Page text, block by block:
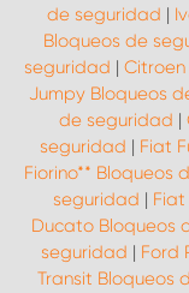
de seguridad |
Bloqueos de
seguridad |
Jumpy Bloqueos
de seguridad |
seguridad | Fiat
Fiorino** Bloqueos
seguridad |
Ducato Bloqueos
seguridad | Ford
Transit Bloqueos